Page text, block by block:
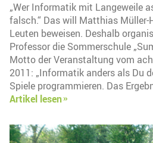
„Wer Informatik mit Langeweile
falsch.“ Das will Matthias Müller-
Leuten beweisen. Deshalb
Professor die Sommerschule
Motto der Veranstaltung vom
2011: „Informatik anders als Du
Spiele programmieren. Das
Artikel lesen